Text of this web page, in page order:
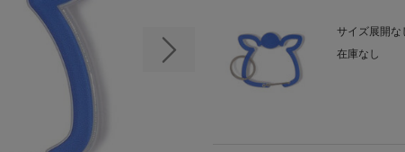
次の画像
サイズ展開な
在庫なし